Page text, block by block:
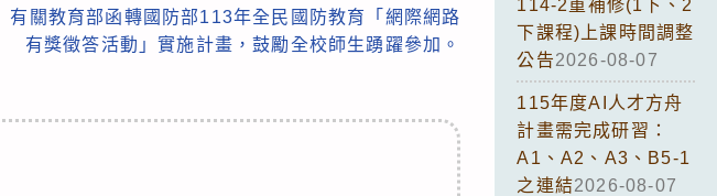
有關教育部函轉國防部113年全民國防教育「網際網路
有獎徵答活動」實施計畫，鼓勵全校師生踴躍參加。
114-2重補修(1下、2
下課程)上課時間調整
公告2026-08-07
115年度AI人才方舟
計畫需完成研習：
A1、A2、A3、B5-1
之連結2026-08-07